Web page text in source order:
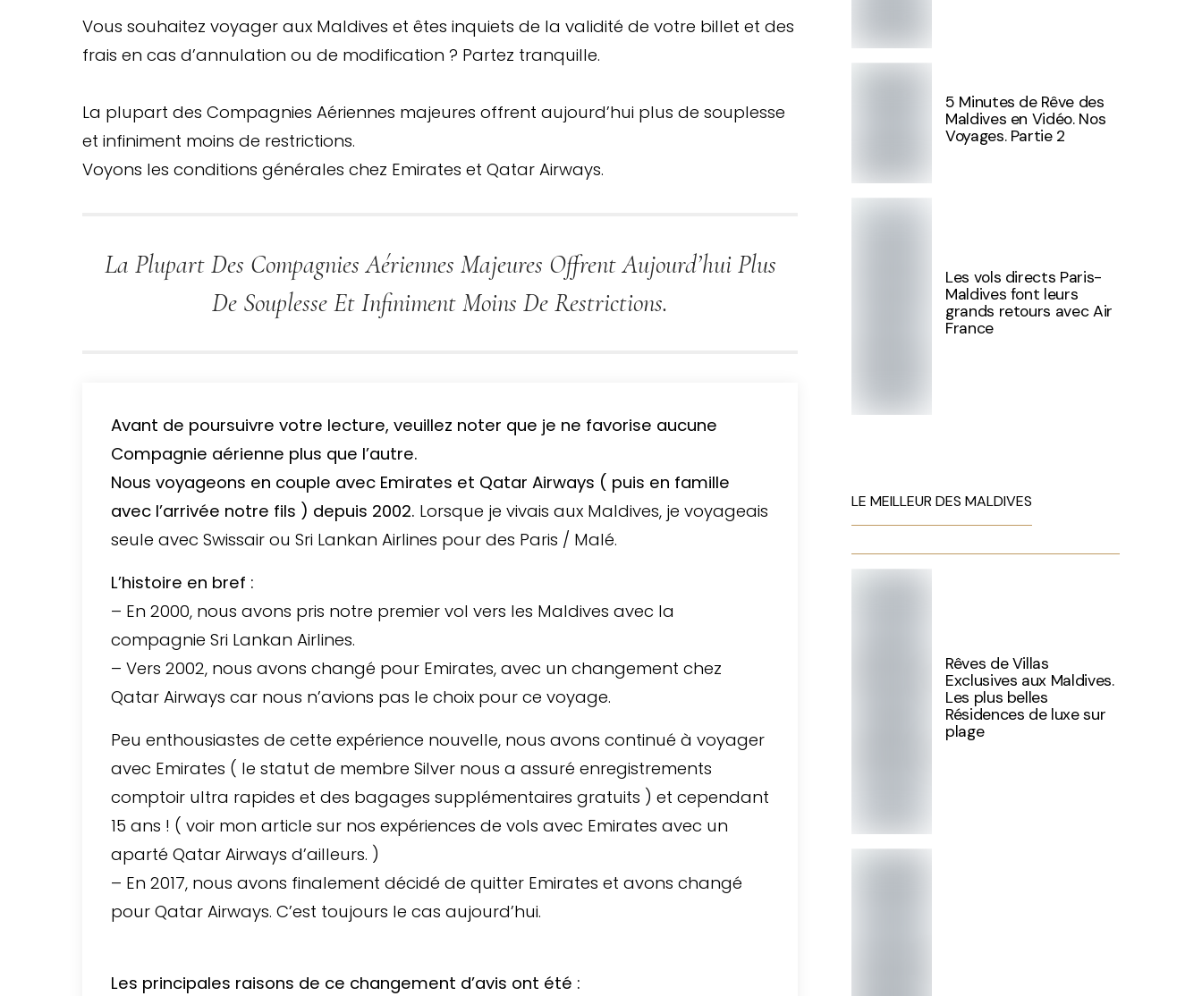
Vous souhaitez voyager aux Maldives et êtes inquiets de la validité de votre billet et des
frais en cas d’annulation ou de modification ? Partez tranquille.
La plupart des Compagnies Aériennes majeures offrent aujourd’hui plus de souplesse
et infiniment moins de restrictions.
Voyons les conditions générales chez Emirates et Qatar Airways.
La Plupart Des Compagnies Aériennes Majeures Offrent Aujourd’hui Plus
De Souplesse Et Infiniment Moins De Restrictions.
Avant de poursuivre votre lecture, veuillez noter que je ne favorise aucune
Compagnie aérienne plus que l’autre.
Nous voyageons en couple avec Emirates et Qatar Airways ( puis en famille
avec l’arrivée notre fils ) depuis 2002. Lorsque je vivais aux Maldives, je voyageais
seule avec Swissair ou Sri Lankan Airlines pour des Paris / Malé.
L’histoire en bref :
– En 2000, nous avons pris notre premier vol vers les Maldives avec la
compagnie Sri Lankan Airlines.
– Vers 2002, nous avons changé pour Emirates, avec un changement chez
Qatar Airways car nous n’avions pas le choix pour ce voyage.
Peu enthousiastes de cette expérience nouvelle, nous avons continué à voyager
avec Emirates ( le statut de membre Silver nous a assuré enregistrements
comptoir ultra rapides et des bagages supplémentaires gratuits ) et cependant
15 ans ! ( voir mon article sur nos expériences de vols avec Emirates avec un
aparté Qatar Airways d’ailleurs. )
– En 2017, nous avons finalement décidé de quitter Emirates et avons changé
pour Qatar Airways. C’est toujours le cas aujourd’hui.
Les principales raisons de ce changement d’avis ont été :
5 Minutes de Rêve des
Maldives en Vidéo. Nos
Voyages. Partie 2
Les vols directs Paris-
Maldives font leurs
grands retours avec Air
France
LE MEILLEUR DES MALDIVES
Rêves de Villas
Exclusives aux Maldives.
Les plus belles
Résidences de luxe sur
plage